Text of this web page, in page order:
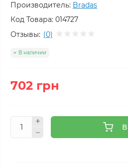
Производитель: Bradas
Код Товара: 014727
Отзывы: (0)
В наличии
702 грн